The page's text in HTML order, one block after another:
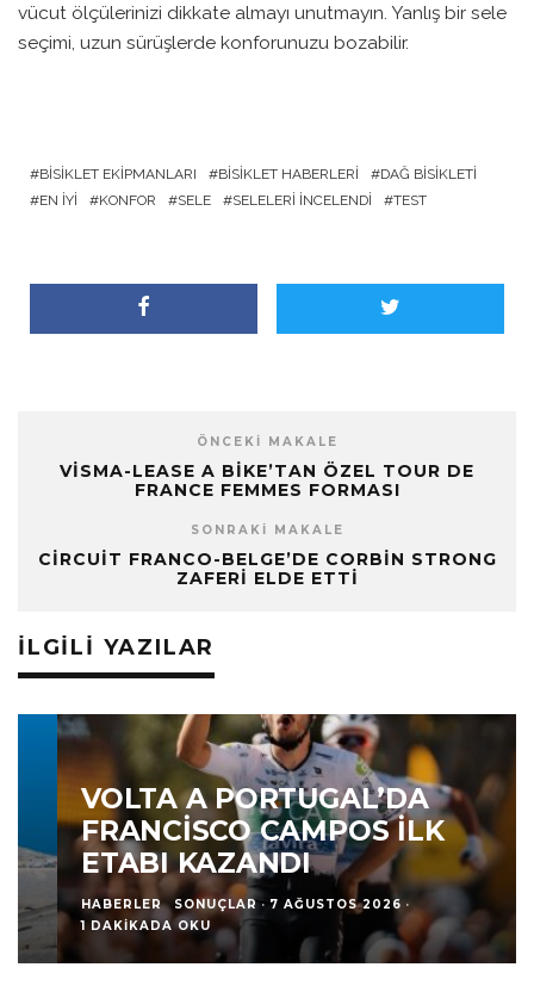
vücut ölçülerinizi dikkate almayı unutmayın. Yanlış bir sele
seçimi, uzun sürüşlerde konforunuzu bozabilir.
BISIKLET EKIPMANLARI BISIKLET HABERLERI
DAĞ BISIKLETI
EN İYI
KONFOR SELE SELELERI İNCELENDI TEST
ÖNCEKI MAKALE
VISMA-LEASE A BIKE’TAN ÖZEL TOUR DE
FRANCE FEMMES FORMASI
SONRAKI MAKALE
CIRCUIT FRANCO-BELGE’DE CORBIN STRONG
ZAFERI ELDE ETTI
İLGILI YAZILAR
VOLTA A PORTUGAL’DA
FRANCISCO CAMPOS İLK
ETABI KAZANDI
HABERLER SONUÇLAR · 7 AĞUSTOS 2026 ·
1 DAKIKADA OKU